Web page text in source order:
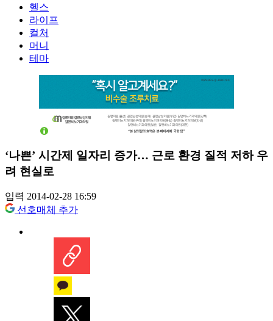
헬스
라이프
컬처
머니
테마
‘나쁜’ 시간제 일자리 증가… 근로 환경 질적 저하 우
려 현실로
입력 2014-02-28 16:59
선호매체 추가